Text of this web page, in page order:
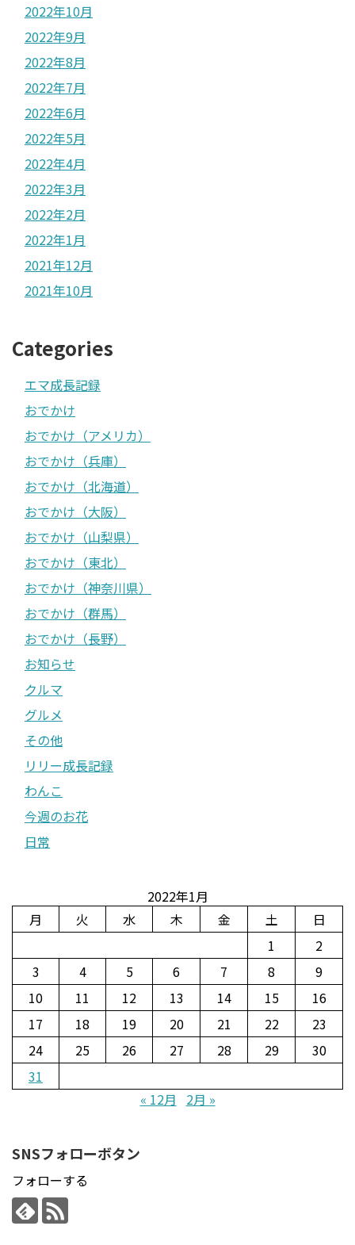
2022年10月
2022年9月
2022年8月
2022年7月
2022年6月
2022年5月
2022年4月
2022年3月
2022年2月
2022年1月
2021年12月
2021年10月
Categories
エマ成長記録
おでかけ
おでかけ（アメリカ）
おでかけ（兵庫）
おでかけ（北海道）
おでかけ（大阪）
おでかけ（山梨県）
おでかけ（東北）
おでかけ（神奈川県）
おでかけ（群馬）
おでかけ（長野）
お知らせ
クルマ
グルメ
その他
リリー成長記録
わんこ
今週のお花
日常
2022年1月
月
火 水 木 金 土
日
1
2
3
4 5 6 7 8
9
10
11 12 13 14 15
16
17
18 19 20 21 22
23
24
25 26 27 28 29
30
31
« 12月
2月 »
SNSフォローボタン
フォローする